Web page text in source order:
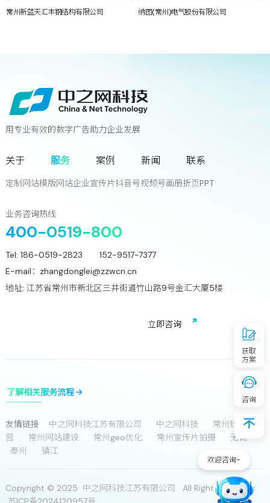
常州新蓝天汇丰钢结构有限公司 纳图(常州)电气股份有限公司
只差一次对话!
用专业有效的数字广告助力企业发展
获取
方案
咨询
欢迎咨询~
关于 服务 案例 新闻 联系
定制网站模版网站企业宣传片抖音号视频号画册折页PPT
业务咨询热线
400-0519-800
Tel: 186-0519-2823 152-9517-7377
E-mail： zhangdonglei@zzwcn.cn
地址: 江苏省常州市新北区三井街道竹山路9号金汇大厦5楼
立即咨询
了解相关服务流程
友情链接 中之网科技江苏有限公司 中之网科技
常州短视频运
营
常州网站建设 常州geo优化 常州宣传片拍摄
无锡
泰州
镇江
Copyright © 2025 中之网科技江苏有限公司 All Rights Reserves.